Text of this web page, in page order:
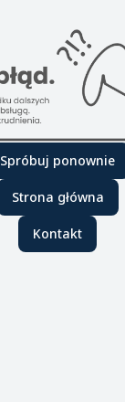
Spróbuj ponownie
Strona główna
Kontakt